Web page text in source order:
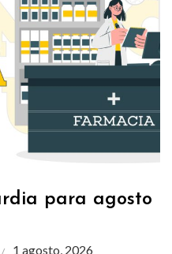
para agosto
1 agosto, 2026